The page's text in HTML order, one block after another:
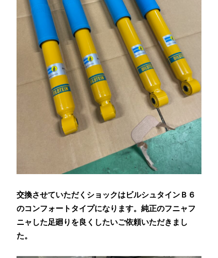
交換させていただくショックはビルシュタインＢ６
のコンフォートタイプになります。純正のフニャフ
ニャした足廻りを良くしたいご依頼いただきまし
た。